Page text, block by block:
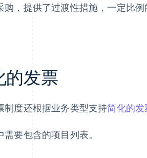
购，提供了过渡性措施，一定比
的发票
制度还根据业务类型支持简化的发
要包含的项目列表。